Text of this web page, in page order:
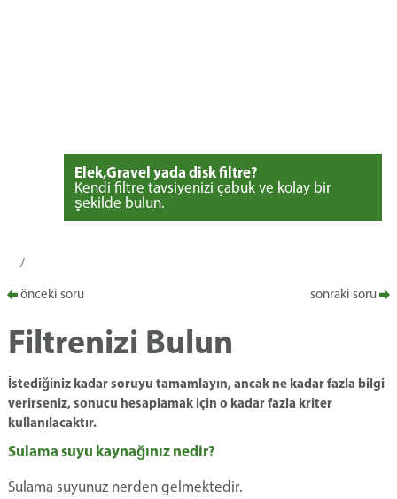
Elek,Gravel yada disk filtre?
Kendi filtre tavsiyenizi çabuk ve kolay bir
şekilde bulun.
/
önceki soru sonraki soru
Filtrenizi Bulun
İstediğiniz kadar soruyu tamamlayın, ancak ne kadar fazla bilgi
verirseniz, sonucu hesaplamak için o kadar fazla kriter
kullanılacaktır.
Sulama suyu kaynağınız nedir?
Sulama suyunuz nerden gelmektedir.